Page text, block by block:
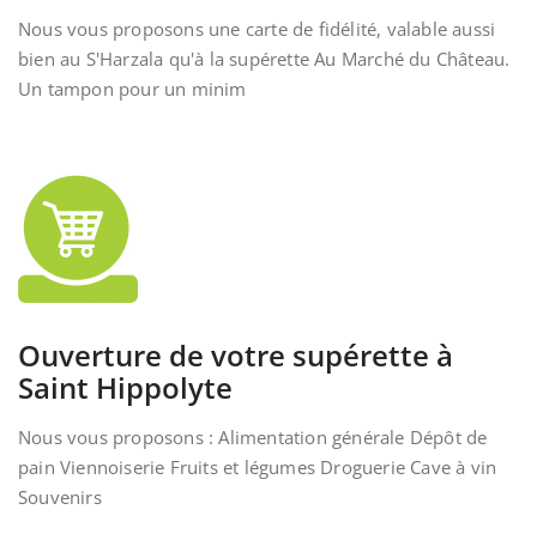
Nous vous proposons une carte de fidélité, valable aussi
bien au S'Harzala qu'à la supérette Au Marché du Château.
Un tampon pour un minim
Ouverture de votre supérette à
Saint Hippolyte
Nous vous proposons : Alimentation générale Dépôt de
pain Viennoiserie Fruits et légumes Droguerie Cave à vin
Souvenirs